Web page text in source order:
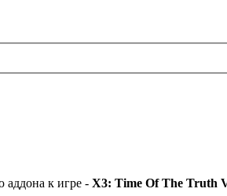
к игре - X3: Time Of The Truth